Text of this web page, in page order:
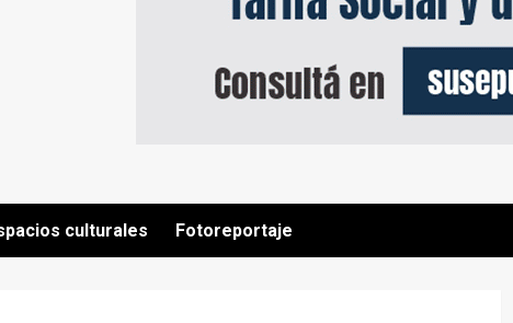
culturales Fotoreportaje